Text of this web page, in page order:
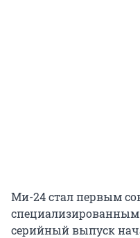
Ми-24 стал первым
специализированным
серийный выпуск